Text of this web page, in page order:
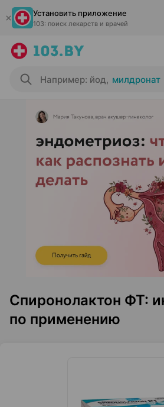
Установить приложение
103: поиск лекарств и врачей
Например: йод, милдронат
Спиронолактон ФТ:
по применению